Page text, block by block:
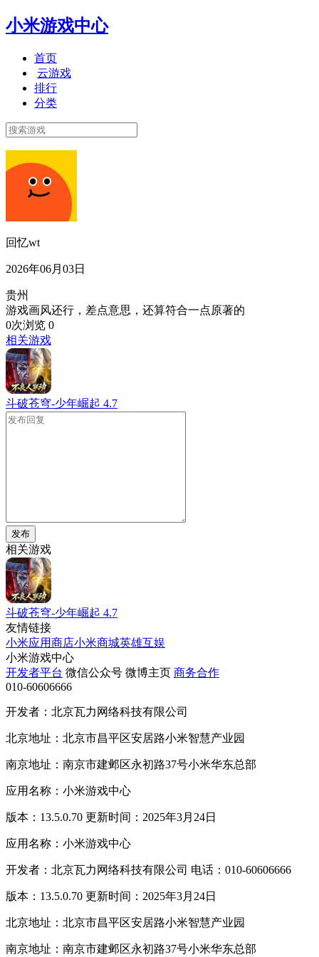
小米游戏中心
首页
云游戏
排行
分类
回忆wt
2026年06月03日
贵州
游戏画风还行，差点意思，还算符合一点原著的
0次浏览 0
相关游戏
斗破苍穹-少年崛起 4.7
发布
相关游戏
斗破苍穹-少年崛起 4.7
友情链接
小米应用商店小米商城英雄互娱
小米游戏中心
开发者平台 微信公众号 微博主页 商务合作
010-60606666
开发者：北京瓦力网络科技有限公司
北京地址：北京市昌平区安居路小米智慧产业园
南京地址：南京市建邺区永初路37号小米华东总部
应用名称：小米游戏中心
版本：13.5.0.70 更新时间：2025年3月24日
应用名称：小米游戏中心
开发者：北京瓦力网络科技有限公司 电话：010-60606666
版本：13.5.0.70 更新时间：2025年3月24日
北京地址：北京市昌平区安居路小米智慧产业园
南京地址：南京市建邺区永初路37号小米华东总部